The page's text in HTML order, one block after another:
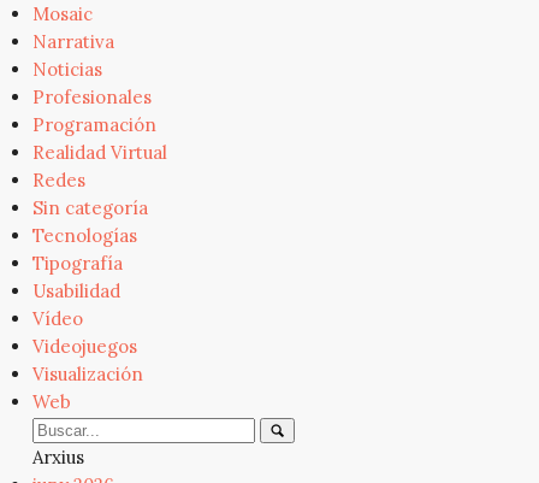
Mosaic
Narrativa
Noticias
Profesionales
Programación
Realidad Virtual
Redes
Sin categoría
Tecnologías
Tipografía
Usabilidad
Vídeo
Videojuegos
Visualización
Web
Arxius